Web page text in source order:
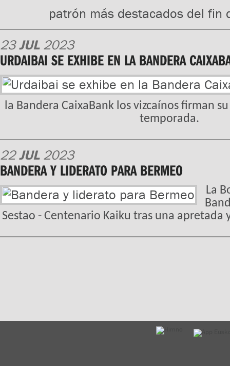
patrón más destacados del fin
23JUL2023
URDAIBAI SE EXHIBE EN LA BANDERA
la Bandera CaixaBank los vizcaínos firman
temporada.
22JUL2023
BANDERA Y LIDERATO PARA BERMEO
La
Sestao - Centenario Kaiku tras una apretada